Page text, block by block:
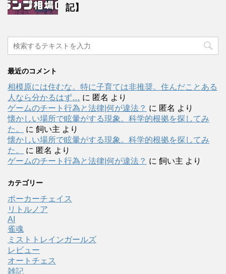
記】
最近のコメント
相模原には住むな。特に子育ては非推奨。住んだことある
人なら分かるはず… に 匿名 より
ゲームのチート行為と法律|何が違法？ に 匿名 より
懐かしい場所で眩暈がする現象。科学的根拠を探してみ
た。
に 飼い主 より
懐かしい場所で眩暈がする現象。科学的根拠を探してみ
た。
に 匿名 より
ゲームのチート行為と法律|何が違法？ に 飼い主 より
カテゴリー
ポーカーチェイス
リトルノア
AI
雀魂
ミストトレインガールズ
レビュー
オートチェス
雑記